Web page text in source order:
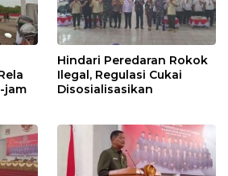
jam
Hindari Peredaran Rokok
Ilegal, Regulasi Cukai
Disosialisasikan